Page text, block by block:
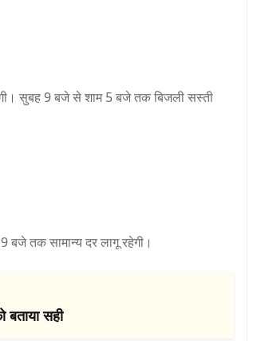
सुबह 9 बजे से शाम 5 बजे तक बिजली सस्ती
बजे तक सामान्य दर लागू रहेगी।
सही